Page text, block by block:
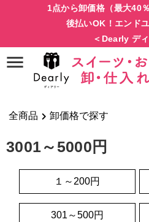
1点から卸価格（最大40
後払いOK！エンド
＜Dearly デ
全商品 卸価格で探す
3001～5000円
１～200円
301～500円